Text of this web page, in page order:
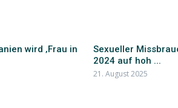
wird ‚Frau in
Sexueller
2024 auf hoh ...
21. August 2025